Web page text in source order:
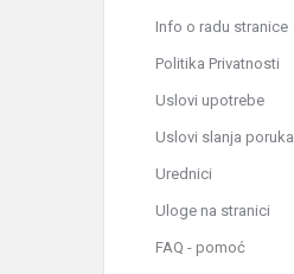
Info o radu stranice
Politika Privatnosti
Uslovi upotrebe
Uslovi slanja poruka
Urednici
Uloge na stranici
FAQ - pomoć